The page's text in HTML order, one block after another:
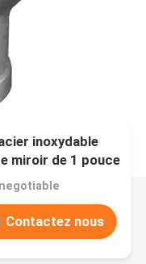
inoxydable
miroir de 1 pouce
Contactez nous